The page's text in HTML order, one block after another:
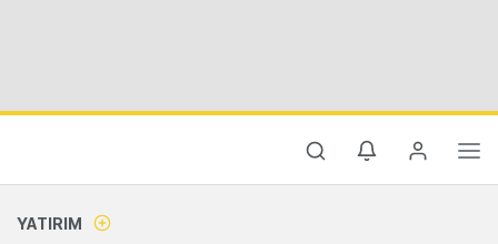
YATIRIM